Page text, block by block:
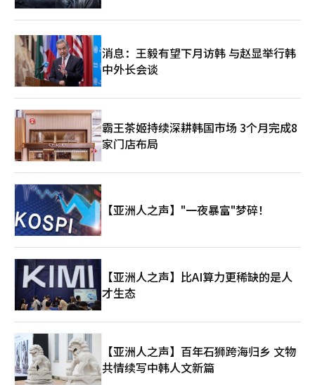
消息：王毅有望下月访韩 与赵显举行韩
中外长会谈
霸王茶姬持续深耕韩国市场 3个月完成8
家门店布局
【亚洲人之声】"一夜暴富"梦碎！
【亚洲人之声】比AI算力更稀缺的是人
才生态
【亚洲人之声】百年石狮跨海归乡 文物
共情续写中韩人文新篇